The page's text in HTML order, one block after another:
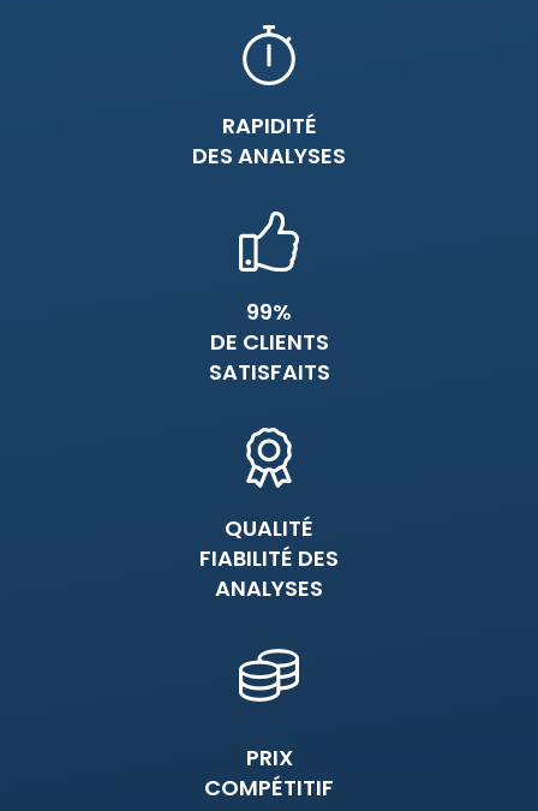
RAPIDITÉ
DES ANALYSES
99%
DE CLIENTS
SATISFAITS
QUALITÉ
FIABILITÉ DES
ANALYSES
PRIX
COMPÉTITIF